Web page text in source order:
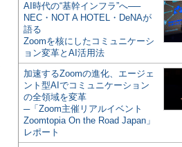
AI時代の“基幹インフラ”へ──
NEC・NOT A HOTEL・DeNAが
語る
Zoomを核にしたコミュニケーシ
ョン変革とAI活用法
加速するZoomの進化、エージェ
ント型AIでコミュニケーション
の全領域を変革
─「Zoom主催リアルイベント
Zoomtopia On the Road Japan」
レポート